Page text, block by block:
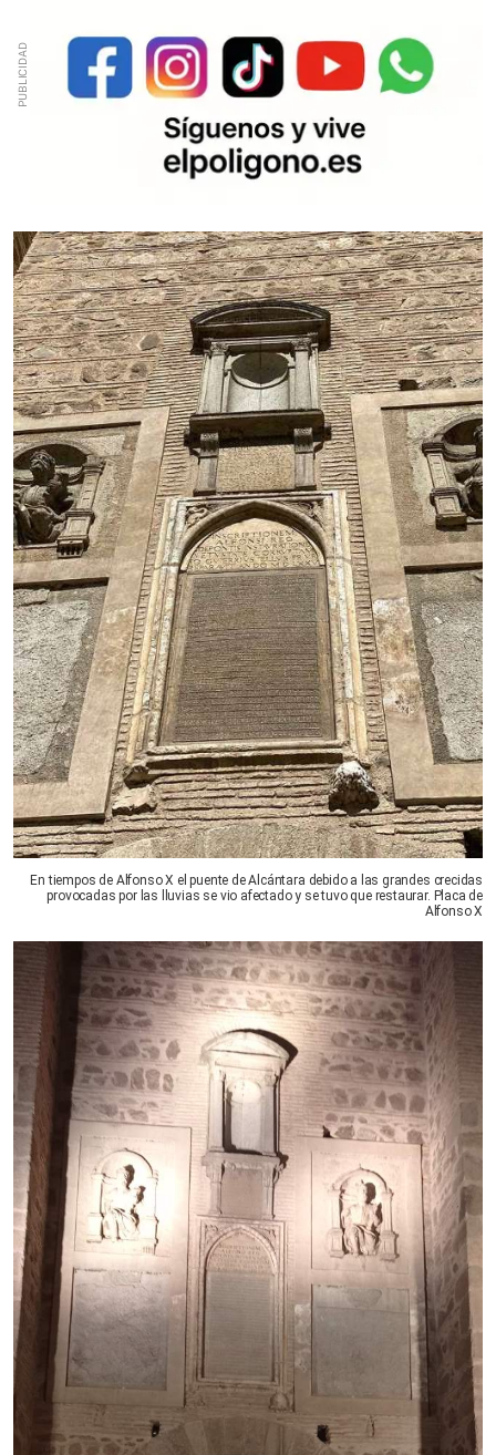
En tiempos de Alfonso X el puente de Alcántara debido a las grandes crecidas
provocadas por las lluvias se vio afectado y se tuvo que restaurar. Placa de
Alfonso X